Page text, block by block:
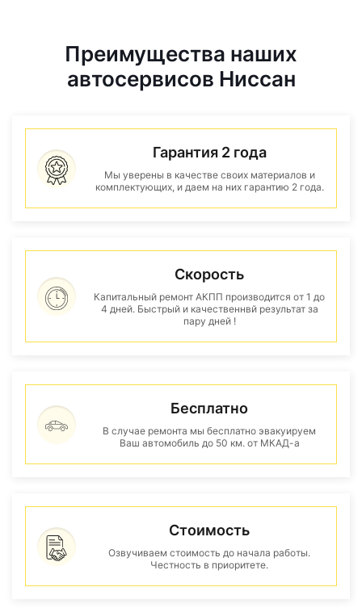
Преимущества наших
автосервисов Ниссан
Гарантия 2 года
Мы уверены в качестве своих материалов и
комплектующих, и даем на них гарантию 2 года.
Скорость
Капитальный ремонт АКПП производится от 1 до
4 дней. Быстрый и качественнвй результат за
пару дней !
Бесплатно
В случае ремонта мы бесплатно эвакуируем
Ваш автомобиль до 50 км. от МКАД-а
Стоимость
Озвучиваем стоимость до начала работы.
Честность в приоритете.